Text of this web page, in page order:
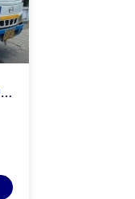
คอนกรีตผสมเสร็จราคาถูกหทัยราษฎร์